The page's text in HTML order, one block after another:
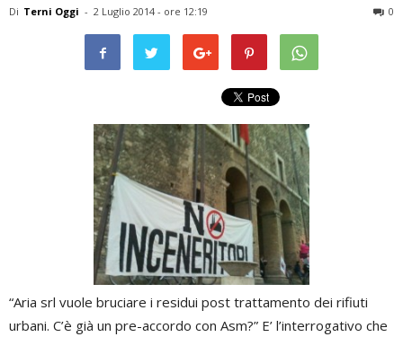
Di Terni Oggi - 2 Luglio 2014 - ore 12:19 0
“Aria srl vuole bruciare i residui post trattamento dei rifiuti
urbani. C’è già un pre-accordo con Asm?” E’ l’interrogativo che